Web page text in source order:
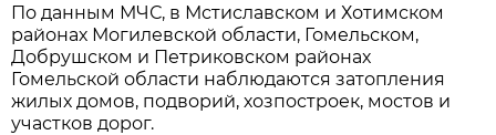
По данным МЧС, в Мстиславском и Хотимском
районах Могилевской области, Гомельском,
Добрушском и Петриковском районах
Гомельской области наблюдаются затопления
жилых домов, подворий, хозпостроек, мостов и
участков дорог.